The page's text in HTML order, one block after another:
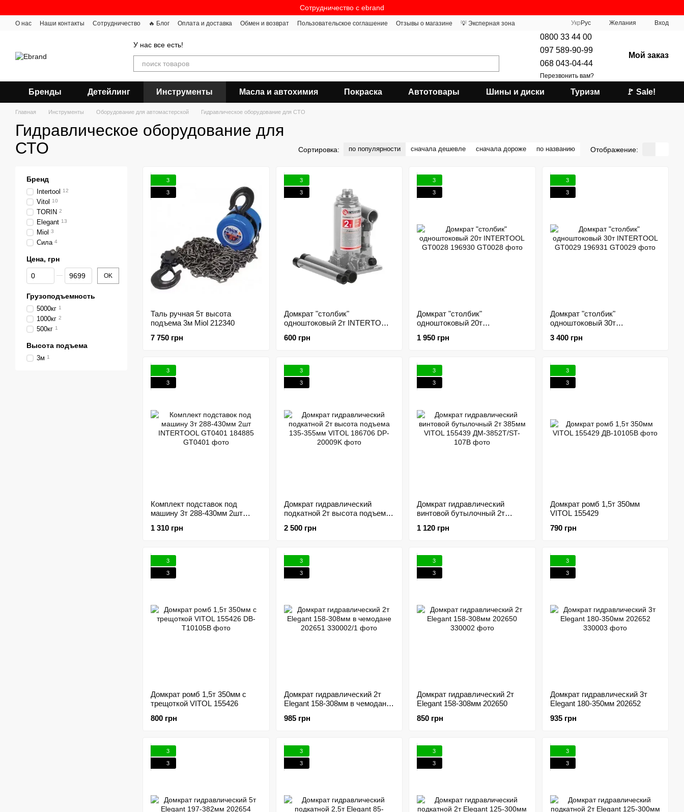
Сотрудничество c ebrand
О нас Наши контакты Сотрудничество 🔥 Блог Оплата и доставка Обмен и возврат Пользовательское соглашение Отзывы о магазине 💡 Эксперная зона Укр Рус Желания Вход
У нас все есть!
0800 33 44 00
097 589-90-99
068 043-04-44
Перезвонить вам?
Мой заказ
Бренды Детейлинг Инструменты Масла и автохимия Покраска Автотовары Шины и диски Туризм 🚩 Sale!
Главная Инструменты Оборудование для автомастерской Гидравлическое оборудование для СТО
Гидравлическое оборудование для
СТО
Сортировка: по популярности сначала дешевле сначала дороже по названию Отображение:
3
3
Таль ручная 5т высота
подъема 3м Miol 212340
7 750 грн
3
3
Домкрат "столбик"
одноштоковый 2т INTERTOOL
600 грн
3
3
Домкрат "столбик"
одноштоковый 20т
1 950 грн
3
3
Домкрат "столбик"
одноштоковый 30т
3 400 грн
3
3
Комплект подставок под
машину 3т 288-430мм 2шт
1 310 грн
3
3
Домкрат гидравлический
подкатной 2т высота подъема
2 500 грн
3
3
Домкрат гидравлический
винтовой бутылочный 2т
1 120 грн
3
3
Домкрат ромб 1,5т 350мм
VITOL 155429
790 грн
3
3
Домкрат ромб 1,5т 350мм с
трещоткой VITOL 155426
800 грн
3
3
Домкрат гидравлический 2т
Elegant 158-308мм в чемодане
985 грн
3
3
Домкрат гидравлический 2т
Elegant 158-308мм 202650
850 грн
3
3
Домкрат гидравлический 3т
Elegant 180-350мм 202652
935 грн
3
3
3
3
3
3
3
3
Бренд
Intertool 12
Vitol 10
TORIN 2
Elegant 13
Miol 3
Сила 4
Цена, грн
От Цена, грн
До Цена, грн OK
Грузоподъемность
5000кг 1
1000кг 2
500кг 1
Высота подъема
3м 1